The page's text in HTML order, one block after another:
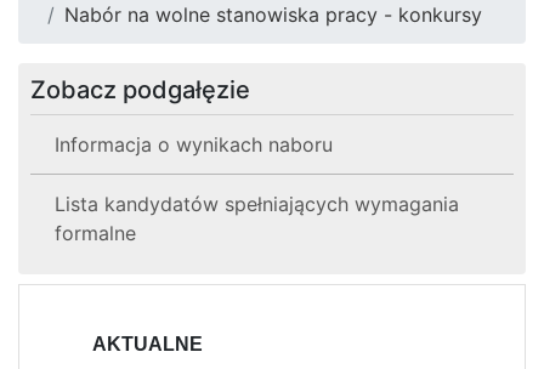
Nabór na wolne stanowiska pracy - konkursy
Zobacz podgałęzie
Informacja o wynikach naboru
Lista kandydatów spełniających wymagania
formalne
AKTUALNE